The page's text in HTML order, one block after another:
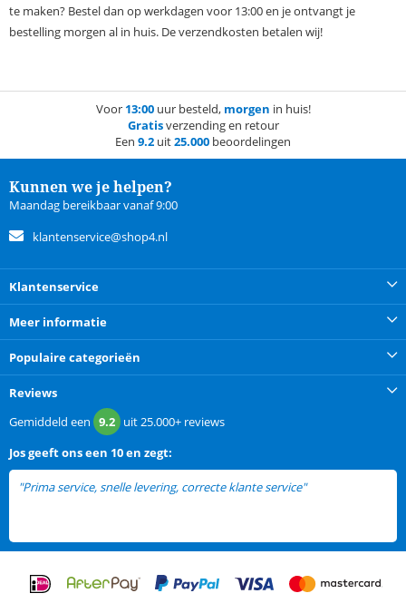
te maken? Bestel dan op werkdagen voor 13:00 en je ontvangt je
bestelling morgen al in huis. De verzendkosten betalen wij!
Voor 13:00uur besteld, morgen in huis!
Gratisverzending en retour
Een 9.2 uit25.000 beoordelingen
Kunnen we je helpen?
Maandag bereikbaar vanaf 9:00
klantenservice@shop4.nl
Klantenservice
Meer informatie
Populaire categorieën
Reviews
Gemiddeld een 9.2 uit25.000+ reviews
Josgeeft ons een 10 en zegt:
"Prima service, snelle levering, correcte klante service"